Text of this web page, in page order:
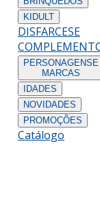
KIDULT
DISFARCESE
PERSONAGENS E
MARCAS
IDADES
NOVIDADES
PROMOÇÕES
Catálogo